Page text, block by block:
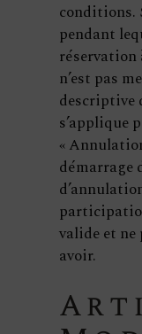
conditions.
pendant
réservation
n’est pas
descriptive
s’applique
«
démarrage
valide et
avoir.